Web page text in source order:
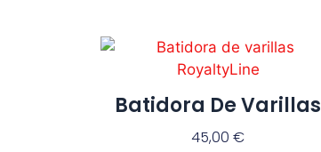
Batidora De Varillas
45,00€